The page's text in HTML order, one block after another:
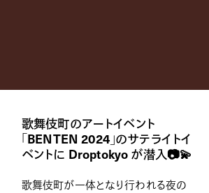
歌舞伎町のアートイベント
「BENTEN 2024」のサテライトイ
ベントに Droptokyo が潜入📷💫
歌舞伎町が一体となり行われる夜の